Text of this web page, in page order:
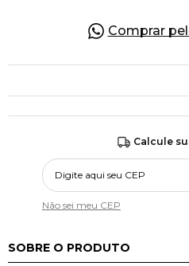
Comprar
Calcule
Não sei meu CEP
SOBRE O PRODUTO
OFERTAS